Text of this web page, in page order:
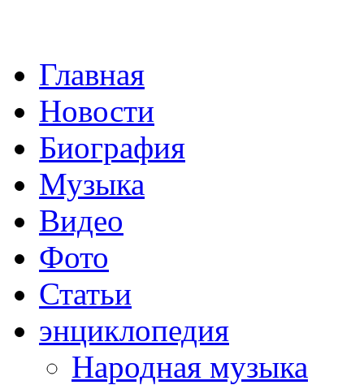
Главная
Новости
Биография
Музыка
Видео
Фото
Статьи
энциклопедия
Народная музыка